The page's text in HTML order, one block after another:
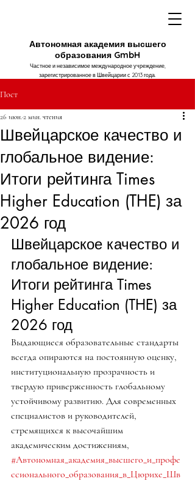
Автономная академия высшего
образования GmbH
Частное и независимое международное учреждение,
зарегистрированное в Швейцарии с 2013 года.
Пост
Швейцарское качество и
глобальное видение:
Итоги рейтинга Times
Higher Education (THE) за
2026 год
26 июн.2 мин. чтения
Швейцарское качество и
глобальное видение:
Итоги рейтинга Times
Higher Education (THE) за
2026 год
Выдающиеся образовательные стандарты
всегда опираются на постоянную оценку,
институциональную прозрачность и
твердую приверженность глобальному
устойчивому развитию. Для современных
специалистов и руководителей,
стремящихся к высочайшим
академическим достижениям,
#Автономная_академия_высшего_и_профе
ссионального_образования_в_Цюрихе_Шв